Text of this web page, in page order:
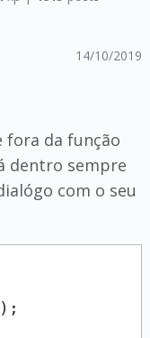
14/10/2019
fora da função
dentro sempre
com o seu
);